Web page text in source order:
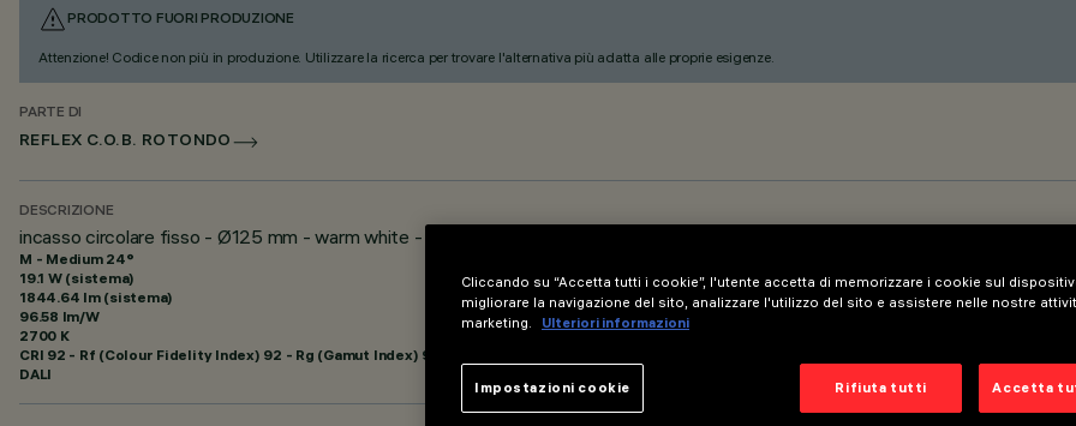
PRODOTTO FUORI PRODUZIONE
Attenzione! Codice non più in produzione. Utilizzare la ricerca per trovare l'alternativa più adatta alle proprie esigenze.
PARTE DI
REFLEX C.O.B. ROTONDO
DESCRIZIONE
incasso circolare fisso - Ø125 mm - warm white - ottica flood - UGR<19
M - Medium 24°
19.1 W (sistema)
1844.64 lm (sistema)
96.58 lm/W
2700 K
CRI 92 - Rf (Colour Fidelity Index) 92 - Rg (Gamut Index) 99
DALI
Cliccando su “Accetta tutti i cookie”, l'utente accetta di memorizzare i cookie sul
migliorare la navigazione del sito, analizzare l'utilizzo del sito e assistere nelle nostre
marketing.
Ulteriori informazioni
Rifiuta tutti Accetta
Impostazioni cookie